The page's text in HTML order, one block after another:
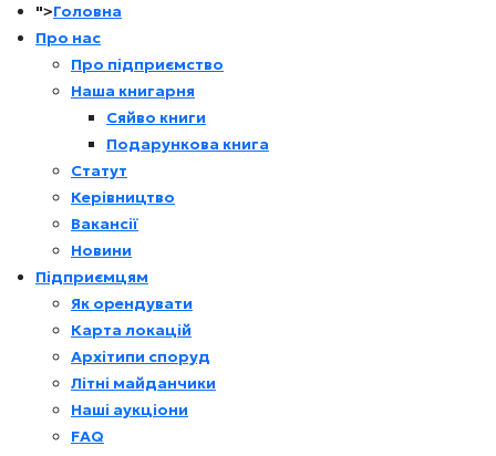
">Головна
Про нас
Про підприємство
Наша книгарня
Сяйво книги
Подарункова книга
Статут
Керівництво
Вакансії
Новини
Підприємцям
Як орендувати
Карта локацій
Архітипи споруд
Літні майданчики
Наші аукціони
FAQ